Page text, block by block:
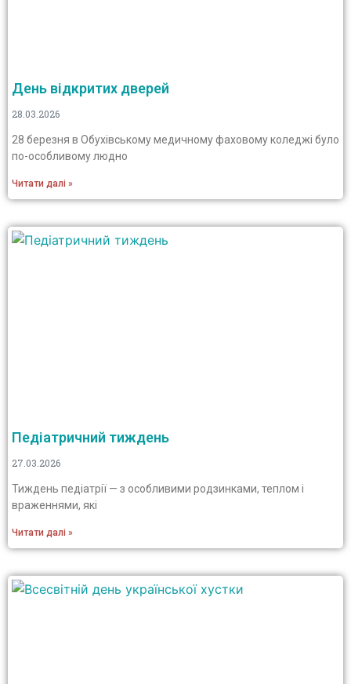
День відкритих дверей
28.03.2026
28 березня в Обухівському медичному фаховому коледжі було
по-особливому людно
Читати далі »
Педіатричний тиждень
27.03.2026
Тиждень педіатрії — з особливими родзинками, теплом і
враженнями, які
Читати далі »